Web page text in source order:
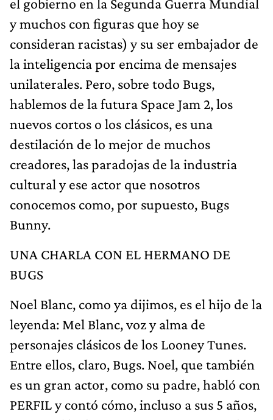
y muchos con figuras que hoy se
consideran racistas) y su ser embajador de
la inteligencia por encima de mensajes
unilaterales. Pero, sobre todo Bugs,
hablemos de la futura Space Jam 2, los
nuevos cortos o los clásicos, es una
destilación de lo mejor de muchos
creadores, las paradojas de la industria
cultural y ese actor que nosotros
conocemos como, por supuesto, Bugs
Bunny.
UNA CHARLA CON EL HERMANO DE
BUGS
Noel Blanc, como ya dijimos, es el hijo de la
leyenda: Mel Blanc, voz y alma de
personajes clásicos de los Looney Tunes.
Entre ellos, claro, Bugs. Noel, que también
es un gran actor, como su padre, habló con
PERFIL y contó cómo, incluso a sus 5 años,